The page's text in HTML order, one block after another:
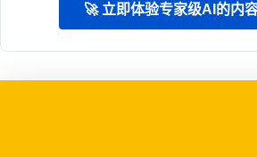
🚀 立即体验专家级AI的内